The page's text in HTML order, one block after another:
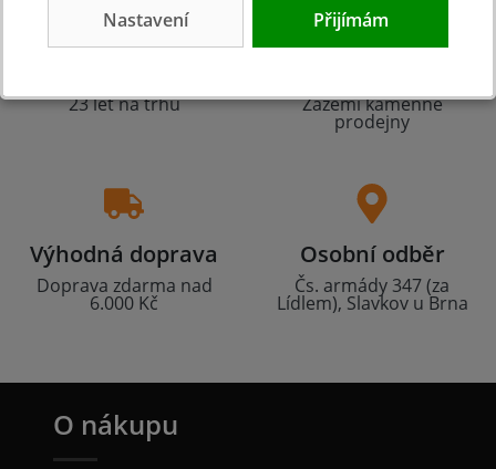
23 let na trhu Zázemí kamenné
prodejny
Výhodná doprava
Doprava zdarma nad
6.000 Kč
Osobní odběr
Čs. armády 347 (za
Lídlem), Slavkov u Brna
O nákupu
Nastavení Přijímám